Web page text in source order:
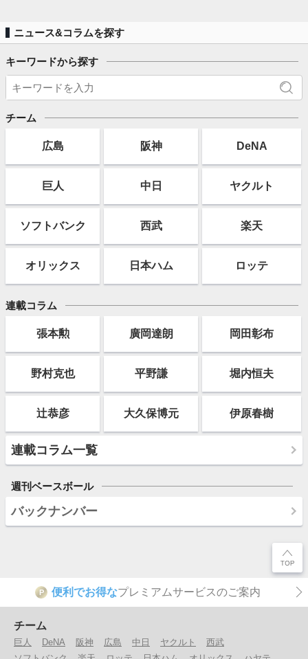
ニュース&コラムを探す
キーワードから探す
チーム
広島 阪神 DeNA
巨人 中日 ヤクルト
ソフトバンク 西武 楽天
オリックス 日本ハム ロッテ
連載コラム
張本勲 廣岡達朗 岡田彰布
野村克也 平野謙 堀内恒夫
辻恭彦 大久保博元 伊原春樹
連載コラム一覧
週刊ベースボール
バックナンバー
P 便利でお得なプレミアムサービスのご案内
チーム
巨人 DeNA 阪神 広島 中日 ヤクルト
西武